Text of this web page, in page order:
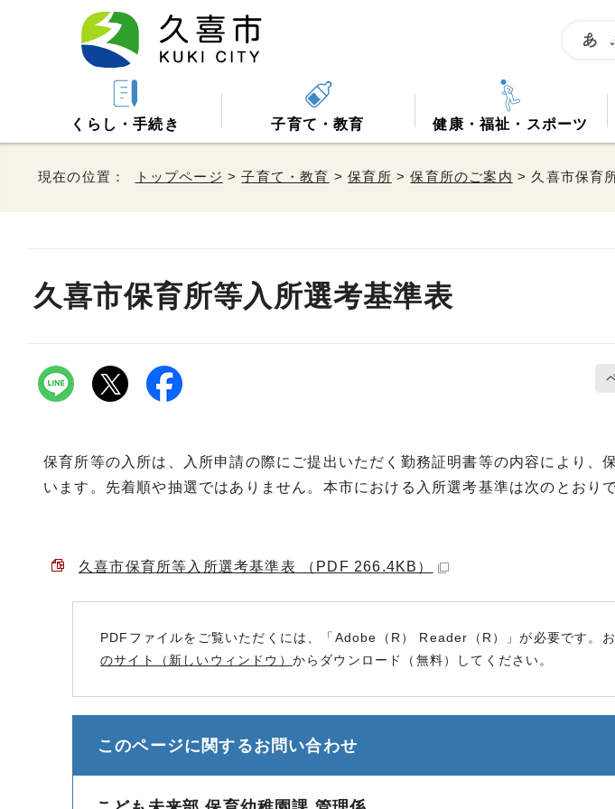
くらし・手続き 子育て・教育 健康・福祉・スポーツ
現在の位置： トップページ >子育て・教育 >保育所 >保育所のご案内 > 久喜市保育
久喜市保育所等入所選考基準表
保育所等の入所は、入所申請の際にご提出いただく勤務証明書等の内容により、
います。先着順や抽選ではありません。本市における入所選考基準は次のとおり
久喜市保育所等入所選考基準表 （PDF 266.4KB）
PDFファイルをご覧いただくには、「Adobe（R） Reader（R）」が必要です。
のサイト（新しいウィンドウ） からダウンロード（無料）してください。
このページに関するお問い合わせ